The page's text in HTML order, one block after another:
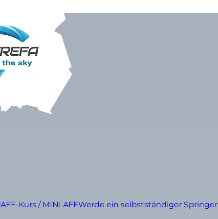
AFF-Kurs / MINI AFFWerde ein selbstständiger Springer